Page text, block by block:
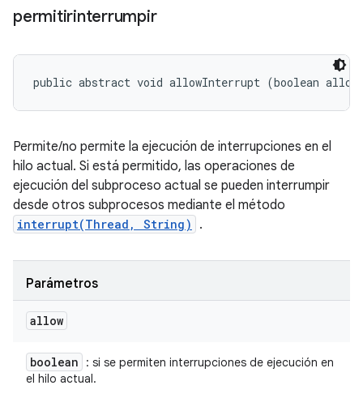
permitirinterrumpir
public abstract void allowInterrupt (boolean
Permite/no permite la ejecución de interrupciones en el
hilo actual. Si está permitido, las operaciones de
ejecución del subproceso actual se pueden interrumpir
desde otros subprocesos mediante el método
interrupt(Thread, String) .
Parámetros
allow
boolean
: si se permiten interrupciones de ejecución en
el hilo actual.